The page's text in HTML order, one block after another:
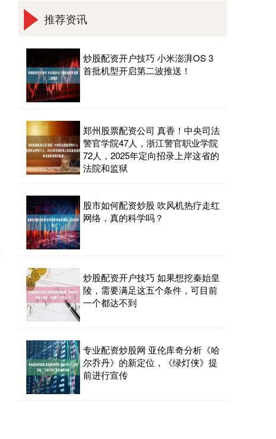
推荐资讯
炒股配资开户技巧 小米澎湃OS 3
首批机型开启第二波推送！
郑州股票配资公司 真香！中央司法
警官学院47人，浙江警官职业学院
72人，2025年定向招录上岸这省的
法院和监狱
股市如何配资炒股 吹风机热疗走红
网络，真的科学吗？
炒股配资开户技巧 如果想挖秦始皇
陵，需要满足这五个条件，可目前
一个都达不到
专业配资炒股网 亚伦库奇分析《哈
尔乔丹》的新定位，《绿灯侠》提
前进行宣传